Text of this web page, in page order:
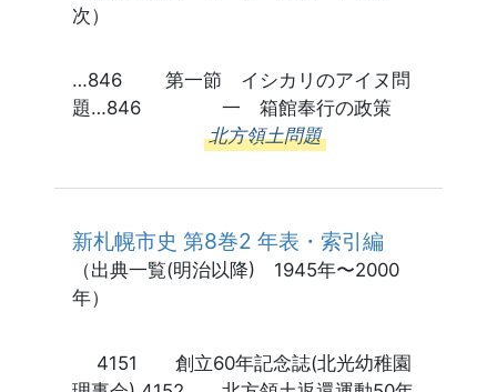
次）
…846 第一節 イシカリのアイヌ問
題…846 一 箱館奉行の政策
北方領土問題
新札幌市史 第8巻2 年表・索引編
（出典一覧(明治以降) 1945年〜2000
年）
4151 創立60年記念誌(北光幼稚園